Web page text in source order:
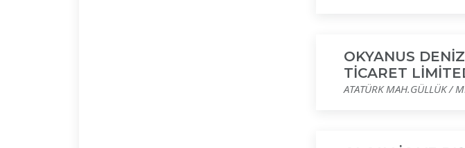
OKYANUS
TİCARET
ATATÜRK MAH.GÜLLÜK /